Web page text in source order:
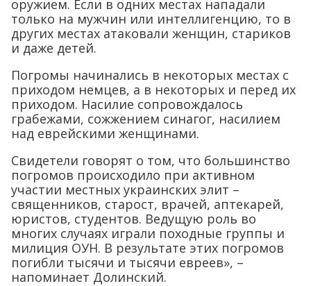
оружием. Если в одних местах нападали
только на мужчин или интеллигенцию, то в
других местах атаковали женщин, стариков
и даже детей.
Погромы начинались в некоторых местах с
приходом немцев, а в некоторых и перед их
приходом. Насилие сопровождалось
грабежами, сожжением синагог, насилием
над еврейскими женщинами.
Свидетели говорят о том, что большинство
погромов происходило при активном
участии местных украинских элит –
священников, старост, врачей, аптекарей,
юристов, студентов. Ведущую роль во
многих случаях играли походные группы и
милиция ОУН. В результате этих погромов
погибли тысячи и тысячи евреев», –
напоминает Долинский.